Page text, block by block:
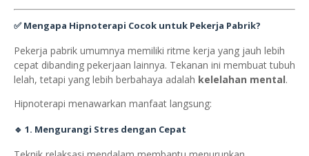
✅ Mengapa Hipnoterapi Cocok untuk Pekerja Pabrik?
Pekerja pabrik umumnya memiliki ritme kerja yang jauh lebih
cepat dibanding pekerjaan lainnya. Tekanan ini membuat tubuh
lelah, tetapi yang lebih berbahaya adalah kelelahan mental.
Hipnoterapi menawarkan manfaat langsung:
🔹 1. Mengurangi Stres dengan Cepat